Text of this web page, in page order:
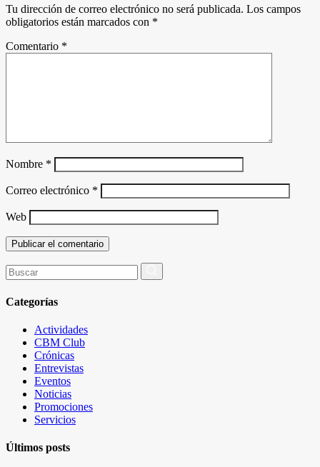
Tu dirección de correo electrónico no será publicada. Los campos
obligatorios están marcados con *
Comentario *
Nombre *
Correo electrónico *
Web
Buscar
por:
Categorías
Actividades
CBM Club
Crónicas
Entrevistas
Eventos
Noticias
Promociones
Servicios
Últimos posts